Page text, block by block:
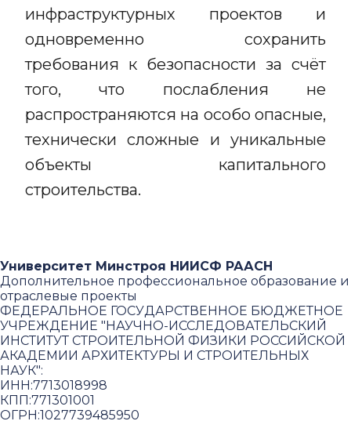
инфраструктурных проектов и
одновременно сохранить
требования к безопасности за счёт
того, что послабления не
распространяются на особо опасные,
технически сложные и уникальные
объекты капитального
строительства.
Университет Минстроя НИИСФ РААСН
Дополнительное профессиональное образование и
отраслевые проекты
ФЕДЕРАЛЬНОЕ ГОСУДАРСТВЕННОЕ БЮДЖЕТНОЕ
УЧРЕЖДЕНИЕ "НАУЧНО-ИССЛЕДОВАТЕЛЬСКИЙ
ИНСТИТУТ СТРОИТЕЛЬНОЙ ФИЗИКИ РОССИЙСКОЙ
АКАДЕМИИ АРХИТЕКТУРЫ И СТРОИТЕЛЬНЫХ
НАУК":
ИНН:7713018998
КПП:771301001
ОГРН:1027739485950